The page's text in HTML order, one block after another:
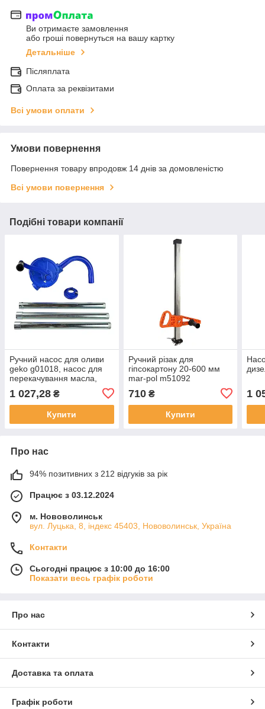
Ви отримаєте замовлення
або гроші повернуться на вашу картку
Детальніше
Післяплата
Оплата за реквізитами
Всі умови оплати
Умови повернення
Повернення товару впродовж 14 днів за домовленістю
Всі умови повернення
Подібні товари компанії
Ручний насос для оливи
geko g01018, насос для
перекачування масла,
мастила, бочковий насос
1 027,28 ₴
Купити
Ручний різак для
гіпсокартону 20-600 мм
mar-pol m51092
710₴
Купити
1
Про нас
94% позитивних з 212 відгуків за рік
Працює з 03.12.2024
м. Нововолинськ
вул. Луцька, 8, індекс 45403, Нововолинськ, Україна
Контакти
Сьогодні працює з 10:00 до 16:00
Показати весь графік роботи
Про нас
Контакти
Доставка та оплата
Графік роботи